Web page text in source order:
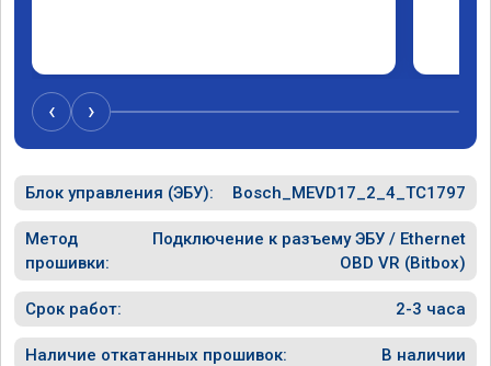
‹ ›
Блок управления (ЭБУ): Bosch_MEVD17_2_4_TC1797
Метод
прошивки:
Подключение к разъему ЭБУ / Ethernet
OBD VR (Bitbox)
Срок работ: 2-3 часа
Наличие откатанных прошивок: В наличии